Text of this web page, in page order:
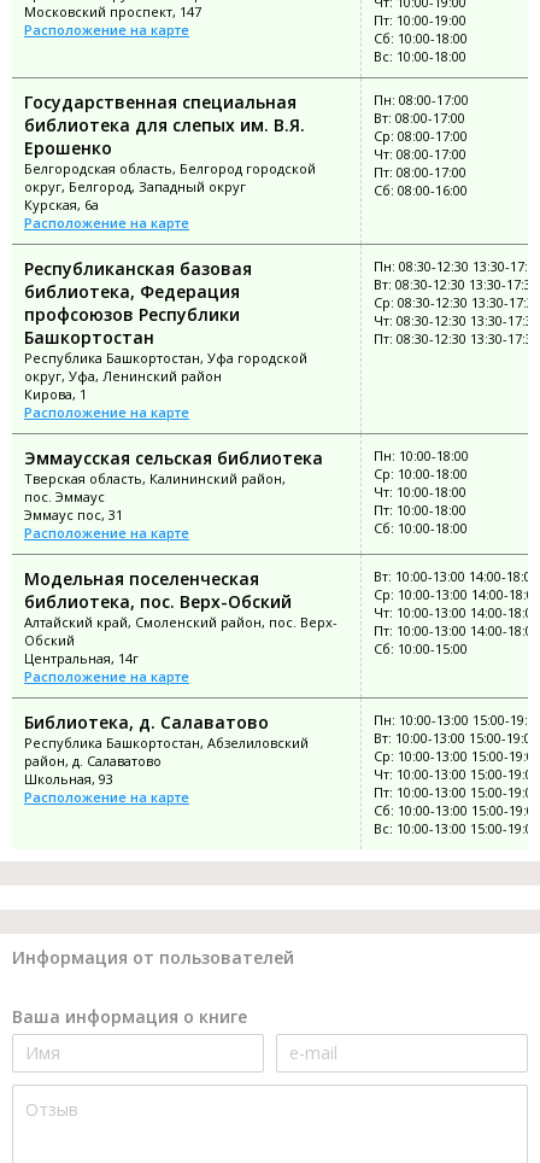
Московский проспект, 147
Расположение на карте
Пт: 10:00-19:00
Сб: 10:00-18:00
Вс: 10:00-18:00
Государственная специальная
библиотека для слепых им. В.Я.
Ерошенко
Белгородская область, Белгород городской
округ, Белгород, Западный округ
Курская, 6а
Расположение на карте
Пн: 08:00-17:00
Вт: 08:00-17:00
Ср: 08:00-17:00
Чт: 08:00-17:00
Пт: 08:00-17:00
Сб: 08:00-16:00
Республиканская базовая
библиотека, Федерация
профсоюзов Республики
Башкортостан
Республика Башкортостан, Уфа городской
округ, Уфа, Ленинский район
Кирова, 1
Расположение на карте
Пн: 08:30-12:30 13:30-
Вт: 08:30-12:30 13:30-17:30
Ср: 08:30-12:30 13:30-17:30
Чт: 08:30-12:30 13:30-17:30
Пт: 08:30-12:30 13:30-17:30
Эммаусская сельская библиотека
Тверская область, Калининский район,
пос. Эммаус
Эммаус пос, 31
Расположение на карте
Пн: 10:00-18:00
Ср: 10:00-18:00
Чт: 10:00-18:00
Пт: 10:00-18:00
Сб: 10:00-18:00
Модельная поселенческая
библиотека, пос. Верх-Обский
Алтайский край, Смоленский район, пос. Верх-
Обский
Центральная, 14г
Расположение на карте
Вт: 10:00-13:00 14:00-18:00
Ср: 10:00-13:00 14:00-18:00
Чт: 10:00-13:00 14:00-18:00
Пт: 10:00-13:00 14:00-18:00
Сб: 10:00-15:00
Библиотека, д. Салаватово
Республика Башкортостан, Абзелиловский
район, д. Салаватово
Школьная, 93
Расположение на карте
Пн: 10:00-13:00 15:00-
Вт: 10:00-13:00 15:00-19:00
Ср: 10:00-13:00 15:00-19:00
Чт: 10:00-13:00 15:00-19:00
Пт: 10:00-13:00 15:00-19:00
Сб: 10:00-13:00 15:00-19:00
Вс: 10:00-13:00 15:00-19:00
Информация от пользователей
Ваша информация о книге